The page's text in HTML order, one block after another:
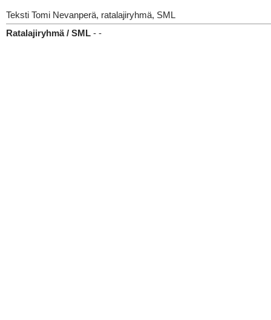
Teksti Tomi Nevanperä, ratalajiryhmä, SML
Ratalajiryhmä / SML - -